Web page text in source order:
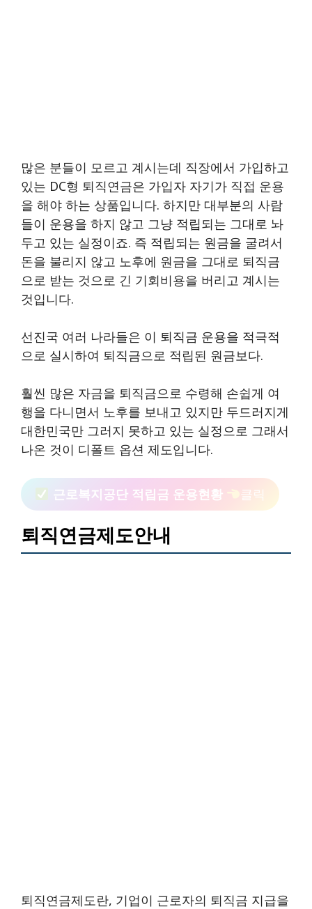
많은 분들이 모르고 계시는데 직장에서 가입하고
있는 DC형 퇴직연금은 가입자 자기가 직접 운용
을 해야 하는 상품입니다. 하지만 대부분의 사람
들이 운용을 하지 않고 그냥 적립되는 그대로 놔
두고 있는 실정이죠. 즉 적립되는 원금을 굴려서
돈을 불리지 않고 노후에 원금을 그대로 퇴직금
으로 받는 것으로 긴 기회비용을 버리고 계시는
것입니다.
선진국 여러 나라들은 이 퇴직금 운용을 적극적
으로 실시하여 퇴직금으로 적립된 원금보다.
훨씬 많은 자금을 퇴직금으로 수령해 손쉽게 여
행을 다니면서 노후를 보내고 있지만 두드러지게
대한민국만 그러지 못하고 있는 실정으로 그래서
나온 것이 디폴트 옵션 제도입니다.
근로복지공단 적립금 운용현황 클릭
퇴직연금제도안내
퇴직연금제도란, 기업이 근로자의 퇴직금 지급을